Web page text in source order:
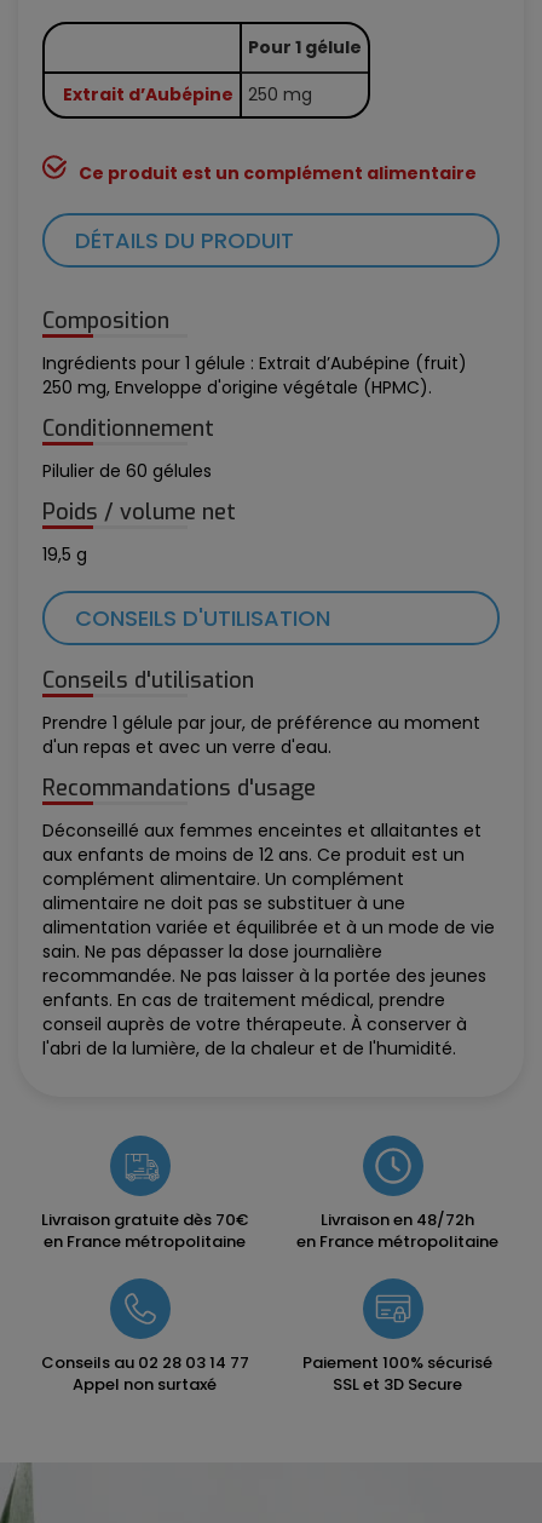
Pour 1 gélule
Extrait d’Aubépine
250 mg
Ce produit est un complément alimentaire
DÉTAILS DU PRODUIT
Composition
Ingrédients pour 1 gélule : Extrait d’Aubépine (fruit)
250 mg, Enveloppe d'origine végétale (HPMC).
Conditionnement
Pilulier de 60 gélules
Poids / volume net
19,5 g
CONSEILS D'UTILISATION
Conseils d'utilisation
Prendre 1 gélule par jour, de préférence au moment
d'un repas et avec un verre d'eau.
Recommandations d'usage
Déconseillé aux femmes enceintes et allaitantes et
aux enfants de moins de 12 ans. Ce produit est un
complément alimentaire. Un complément
alimentaire ne doit pas se substituer à une
alimentation variée et équilibrée et à un mode de vie
sain. Ne pas dépasser la dose journalière
recommandée. Ne pas laisser à la portée des jeunes
enfants. En cas de traitement médical, prendre
conseil auprès de votre thérapeute. À conserver à
l'abri de la lumière, de la chaleur et de l'humidité.
Livraison gratuite dès 70€
en France métropolitaine
Livraison en 48/72h
en France métropolitaine
Conseils au 02 28 03 14 77
Appel non surtaxé
Paiement 100% sécurisé
SSL et 3D Secure